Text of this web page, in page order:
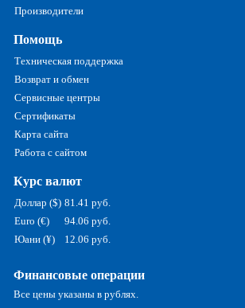
Производители
Помощь
Техническая поддержка
Возврат и обмен
Сервисные центры
Сертификаты
Карта сайта
Работа с сайтом
Курс валют
Доллар ($) 81.41 руб.
Euro (€)
94.06 руб.
Юани (¥)
12.06 руб.
Финансовые операции
Все цены указаны в рублях.